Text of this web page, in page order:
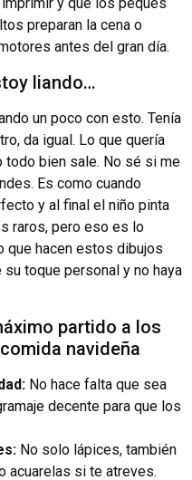
preparan la cena o
antes del gran día.
liando…
un poco con esto. Tenía
da igual. Lo que quería
todo bien sale. No sé si me
Es como cuando
y al final el niño pinta
raros, pero eso es lo
que hacen estos dibujos
su toque personal y no haya
partido a los
navideña
No hace falta que sea
decente para que los
No solo lápices, también
acuarelas si te atreves.